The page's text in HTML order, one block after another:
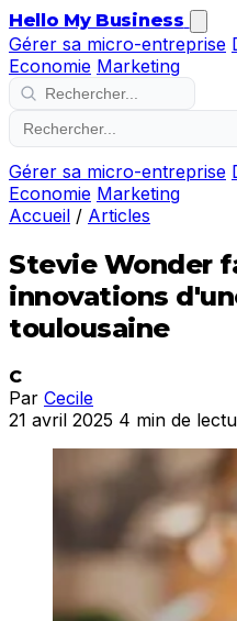
Hello My Business
Gérer sa micro-entreprise
Economie Marketing
Gérer sa micro-entreprise
Economie Marketing
Accueil / Articles
Stevie Wonder
innovations
toulousaine
C
Par Cecile
21 avril 2025 4 min de